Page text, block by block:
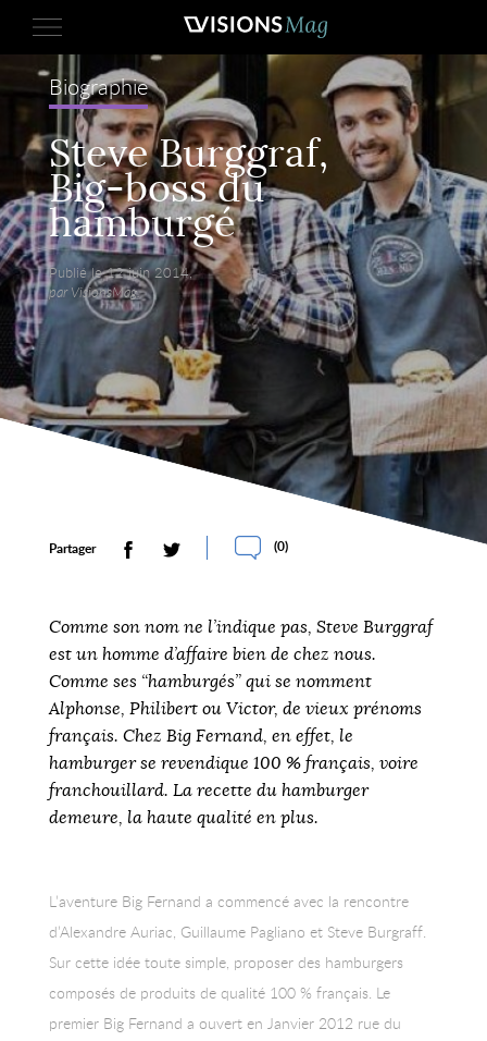
Biographie
Steve Burggraf,
Big-boss du
hamburgé
Publié le 12 juin 2014,
par VisionsMag.
Partager (0)
Comme son nom ne l’indique pas, Steve Burggraf
est un homme d’affaire bien de chez nous.
Comme ses “hamburgés” qui se nomment
Alphonse, Philibert ou Victor, de vieux prénoms
français. Chez Big Fernand, en effet, le
hamburger se revendique 100 % français, voire
franchouillard. La recette du hamburger
demeure, la haute qualité en plus.
L’aventure Big Fernand a commencé avec la rencontre
d’Alexandre Auriac, Guillaume Pagliano et Steve Burgraff.
Sur cette idée toute simple, proposer des hamburgers
composés de produits de qualité 100 % français. Le
premier Big Fernand a ouvert en Janvier 2012 rue du